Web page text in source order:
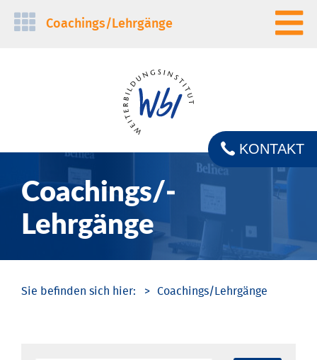
Navigation
Coachings/­Lehrgänge
Coachings/­
Lehrgänge
KONTAKT
Coachings/­Lehrgänge